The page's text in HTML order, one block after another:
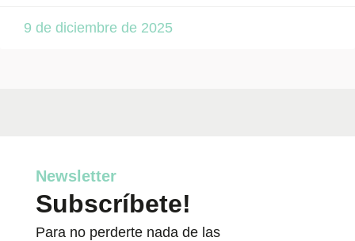
9 de diciembre de 2025
Newsletter
Subscríbete!
Para no perderte nada de las